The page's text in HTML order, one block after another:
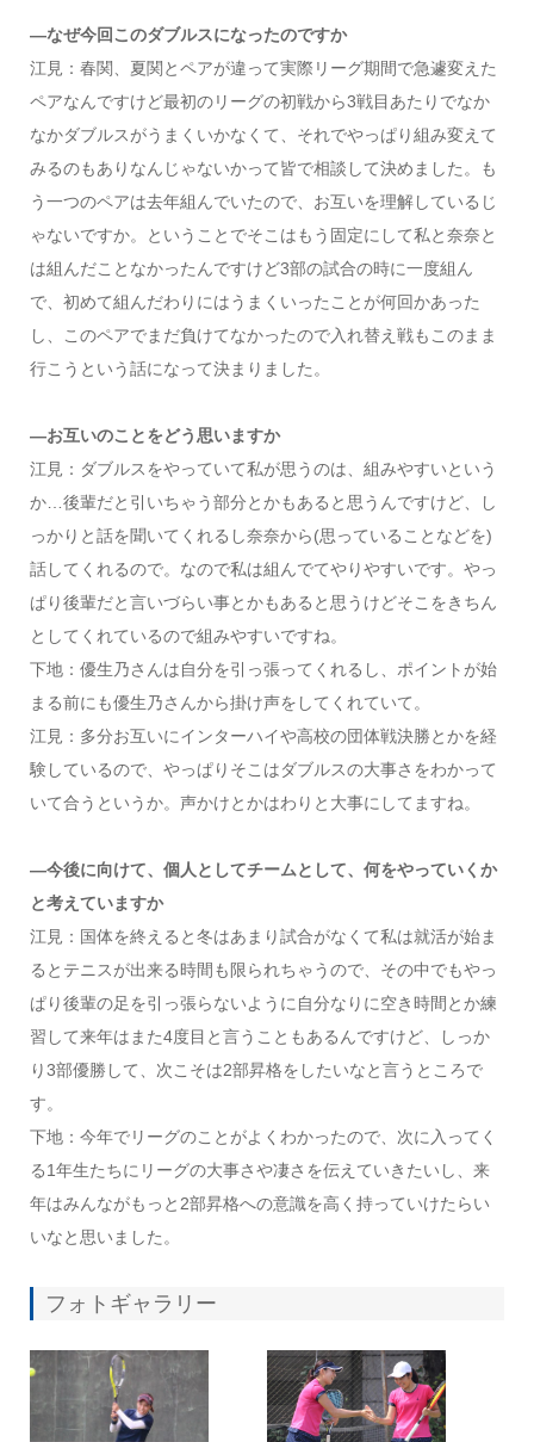
―なぜ今回このダブルスになったのですか
江見：春関、夏関とペアが違って実際リーグ期間で急遽変えた
ペアなんですけど最初のリーグの初戦から3戦目あたりでなか
なかダブルスがうまくいかなくて、それでやっぱり組み変えて
みるのもありなんじゃないかって皆で相談して決めました。も
う一つのペアは去年組んでいたので、お互いを理解しているじ
ゃないですか。ということでそこはもう固定にして私と奈奈と
は組んだことなかったんですけど3部の試合の時に一度組ん
で、初めて組んだわりにはうまくいったことが何回かあった
し、このペアでまだ負けてなかったので入れ替え戦もこのまま
行こうという話になって決まりました。
―お互いのことをどう思いますか
江見：ダブルスをやっていて私が思うのは、組みやすいという
か…後輩だと引いちゃう部分とかもあると思うんですけど、し
っかりと話を聞いてくれるし奈奈から(思っていることなどを)
話してくれるので。なので私は組んでてやりやすいです。やっ
ぱり後輩だと言いづらい事とかもあると思うけどそこをきちん
としてくれているので組みやすいですね。
下地：優生乃さんは自分を引っ張ってくれるし、ポイントが始
まる前にも優生乃さんから掛け声をしてくれていて。
江見：多分お互いにインターハイや高校の団体戦決勝とかを経
験しているので、やっぱりそこはダブルスの大事さをわかって
いて合うというか。声かけとかはわりと大事にしてますね。
―今後に向けて、個人としてチームとして、何をやっていくか
と考えていますか
江見：国体を終えると冬はあまり試合がなくて私は就活が始ま
るとテニスが出来る時間も限られちゃうので、その中でもやっ
ぱり後輩の足を引っ張らないように自分なりに空き時間とか練
習して来年はまた4度目と言うこともあるんですけど、しっか
り3部優勝して、次こそは2部昇格をしたいなと言うところで
す。
下地：今年でリーグのことがよくわかったので、次に入ってく
る1年生たちにリーグの大事さや凄さを伝えていきたいし、来
年はみんながもっと2部昇格への意識を高く持っていけたらい
いなと思いました。
フォトギャラリー